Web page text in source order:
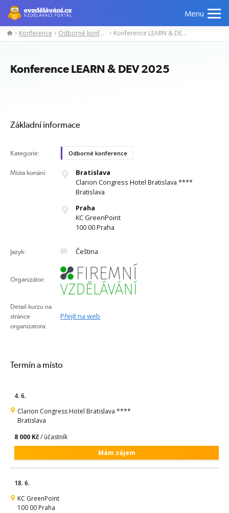
Menu
Manažerské
Odborné
Počítačové
Konference Odborné konference Konference LEARN & DEV 2025
Konference LEARN & DEV 2025
Základní informace
Kategorie: Odborné konference
Místa konání:
Bratislava
Clarion Congress Hotel Bratislava ****
Bratislava
Praha
KC GreenPoint
100 00 Praha
Jazyk: Čeština
Organizátor:
Detail kurzu na
stránce
organizatora:
Přejít na web
Termín a místo
4. 6.
Clarion Congress Hotel Bratislava ****
Bratislava
8 000 Kč/ účastník
Mám zájem
18. 6.
KC GreenPoint
100 00 Praha